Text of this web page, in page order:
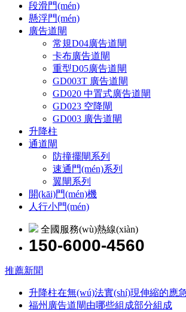
段滑門(mén)
懸浮門(mén)
廣告道閘
常規D04廣告道閘
卡布廣告道閘
重型D05廣告道閘
GD003T 廣告道閘
GD020 中置式廣告道閘
GD023 空降閘
GD003 廣告道閘
升降柱
通道閘
防撞擺閘系列
速通門(mén)系列
翼閘系列
開(kāi)門(mén)機
人行小門(mén)
全國服務(wù)熱線(xiàn)
150-6000-4560
推薦新聞
升降柱在無(wú)法實(shí)現伸縮的應
福州廣告道閘由哪些組成部分組成